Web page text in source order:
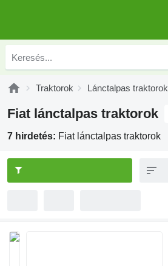
Traktorok Lánctalpas traktorok
Fiat lánctalpas traktorok
7 hirdetés: Fiat lánctalpas traktorok